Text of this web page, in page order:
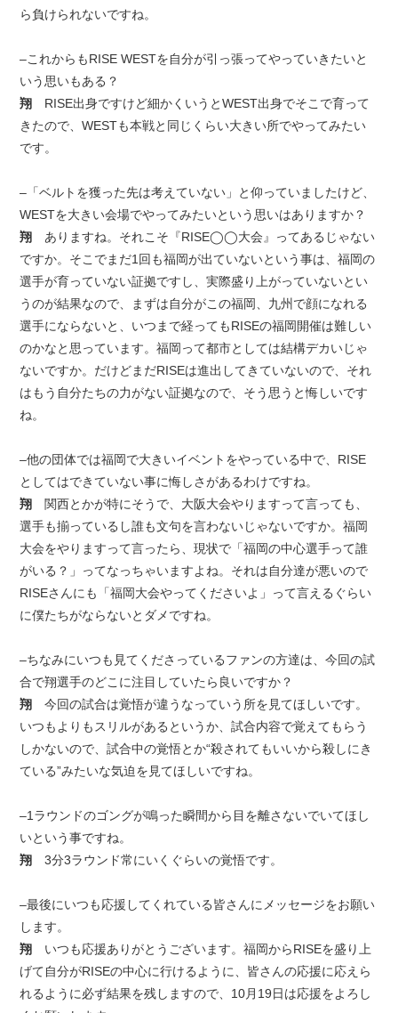
ら負けられないですね。
–これからもRISE WESTを自分が引っ張ってやっていきたいと
いう思いもある？
翔 RISE出身ですけど細かくいうとWEST出身でそこで育って
きたので、WESTも本戦と同じくらい大きい所でやってみたい
です。
–「ベルトを獲った先は考えていない」と仰っていましたけど、
WESTを大きい会場でやってみたいという思いはありますか？
翔 ありますね。それこそ『RISE◯◯大会』ってあるじゃない
ですか。そこでまだ1回も福岡が出ていないという事は、福岡の
選手が育っていない証拠ですし、実際盛り上がっていないとい
うのが結果なので、まずは自分がこの福岡、九州で顔になれる
選手にならないと、いつまで経ってもRISEの福岡開催は難しい
のかなと思っています。福岡って都市としては結構デカいじゃ
ないですか。だけどまだRISEは進出してきていないので、それ
はもう自分たちの力がない証拠なので、そう思うと悔しいです
ね。
–他の団体では福岡で大きいイベントをやっている中で、RISE
としてはできていない事に悔しさがあるわけですね。
翔 関西とかが特にそうで、大阪大会やりますって言っても、
選手も揃っているし誰も文句を言わないじゃないですか。福岡
大会をやりますって言ったら、現状で「福岡の中心選手って誰
がいる？」ってなっちゃいますよね。それは自分達が悪いので
RISEさんにも「福岡大会やってくださいよ」って言えるぐらい
に僕たちがならないとダメですね。
–ちなみにいつも見てくださっているファンの方達は、今回の試
合で翔選手のどこに注目していたら良いですか？
翔今回の試合は覚悟が違うなっていう所を見てほしいです。
いつもよりもスリルがあるというか、試合内容で覚えてもらう
しかないので、試合中の覚悟とか“殺されてもいいから殺しにき
ている”みたいな気迫を見てほしいですね。
–1ラウンドのゴングが鳴った瞬間から目を離さないでいてほし
いという事ですね。
翔3分3ラウンド常にいくぐらいの覚悟です。
–最後にいつも応援してくれている皆さんにメッセージをお願い
します。
翔 いつも応援ありがとうございます。福岡からRISEを盛り上
げて自分がRISEの中心に行けるように、皆さんの応援に応えら
れるように必ず結果を残しますので、10月19日は応援をよろし